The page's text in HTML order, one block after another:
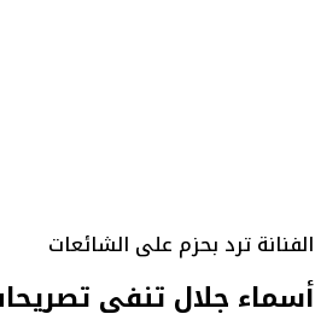
الفنانة ترد بحزم على الشائعات
أسماء جلال تنفي